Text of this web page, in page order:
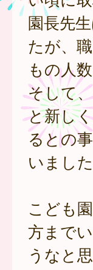
園長先
たが、
もの人
そして
と新し
るとの
いました
こども
方まで
うなと